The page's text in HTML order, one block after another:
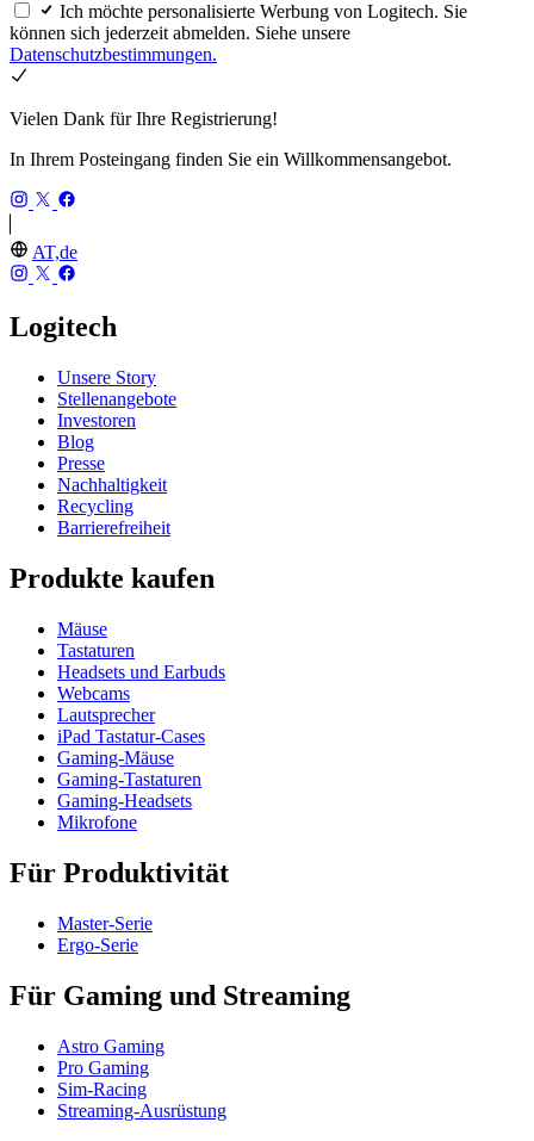
Ich möchte personalisierte Werbung von Logitech. Sie
können sich jederzeit abmelden. Siehe unsere
Datenschutzbestimmungen.
Vielen Dank für Ihre Registrierung!
In Ihrem Posteingang finden Sie ein Willkommensangebot.
AT,de
Logitech
Unsere Story
Stellenangebote
Investoren
Blog
Presse
Nachhaltigkeit
Recycling
Barrierefreiheit
Produkte kaufen
Mäuse
Tastaturen
Headsets und Earbuds
Webcams
Lautsprecher
iPad Tastatur-Cases
Gaming-Mäuse
Gaming-Tastaturen
Gaming-Headsets
Mikrofone
Für Produktivität
Master-Serie
Ergo-Serie
Für Gaming und Streaming
Astro Gaming
Pro Gaming
Sim-Racing
Streaming-Ausrüstung